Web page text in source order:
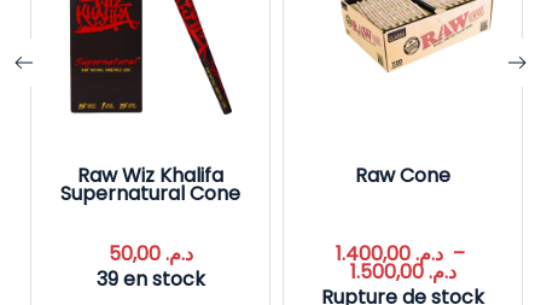
Raw Wiz Khalifa
Supernatural Cone
د.م.50,00
39 en stock
Raw Cone
د.م. –
د.م.1.500,00
Rupture de stock